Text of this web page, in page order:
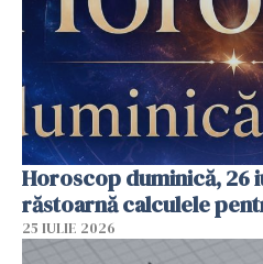
Horoscop duminică, 26
răstoarnă calculele
25 IULIE 2026